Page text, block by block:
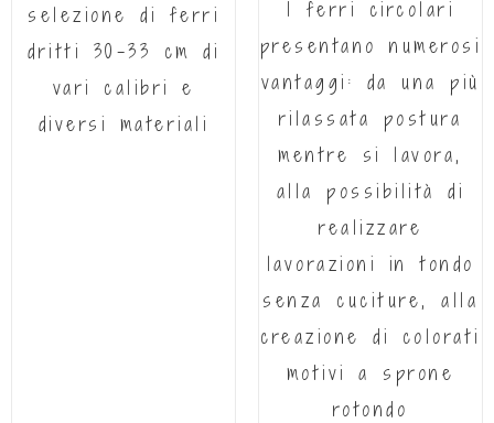
selezione di ferri
dritti 30-33 cm di
vari calibri e
diversi materiali
I ferri circolari
presentano numerosi
vantaggi: da una più
rilassata postura
mentre si lavora,
alla possibilità di
realizzare
lavorazioni in tondo
senza cuciture, alla
creazione di colorati
motivi a sprone
rotondo